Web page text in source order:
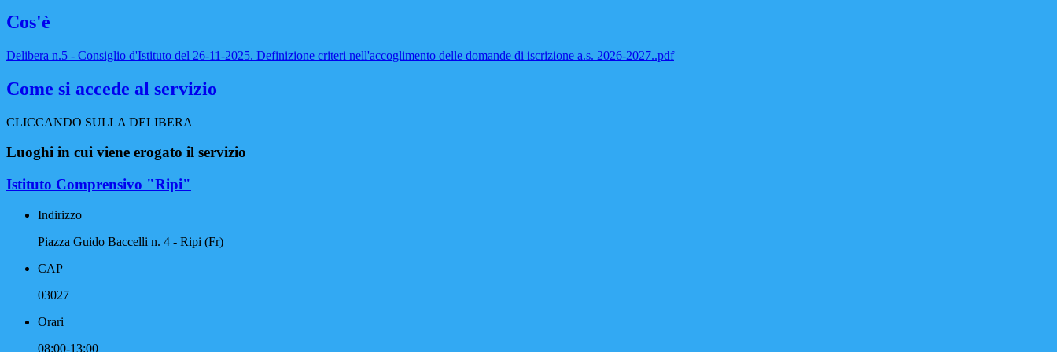
Cos'è
Delibera n.5 - Consiglio d'Istituto del 26-11-2025. Definizione criteri nell'accoglimento delle domande di iscrizione a.s. 2026-2027..pdf
Come si accede al servizio
CLICCANDO SULLA DELIBERA
Luoghi in cui viene erogato il servizio
Istituto Comprensivo "Ripi"
Indirizzo
Piazza Guido Baccelli n. 4 - Ripi (Fr)
CAP
03027
Orari
08:00-13:00